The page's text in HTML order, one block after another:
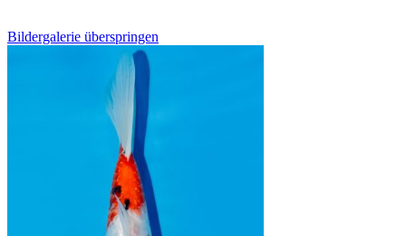
Bildergalerie überspringen